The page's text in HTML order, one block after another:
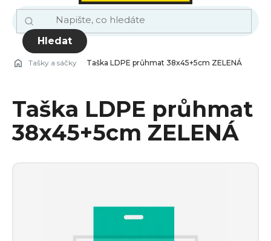
Hledat
Tašky a sáčky Taška LDPE průhmat 38x45+5cm ZELENÁ
Taška LDPE průhmat
38x45+5cm ZELENÁ